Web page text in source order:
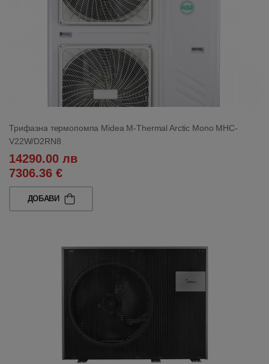
Трифазна термопомпа Midea M-Thermal Arctic Mono MHC-
V22W/D2RN8
14290.00 лв
7306.36 €
ДОБАВИ